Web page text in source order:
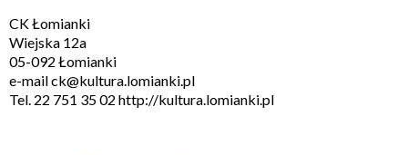
CK Łomianki
Wiejska 12a
05-092 Łomianki
e-mailck@kultura.lomianki.pl
Tel. 22 751 35 02 http://kultura.lomianki.pl